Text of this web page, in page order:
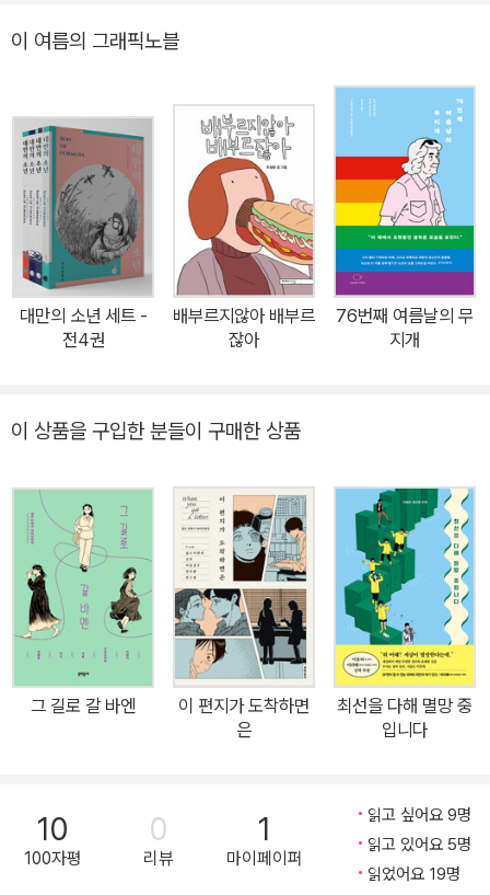
지 않은 혜지씨」 「공룡의 아이」 「녹슨 금과 늙은 용」 등 총 다섯 개의
있다. 남자친구가 외계인일지 모른다는 의심에 빠져 확인하고 싶은
욕망에 사로잡힌 여자아이(「100 Brix」), ‘진지하다’는 주위의 평가에
휘둘리는 직장인(「진지하고 싶지 않은 혜지씨」), 아이에게 무거운 진
실을 말해줄 것인지 고심하는 부모(「공룡의 아이」), 금의 가치가 폭락
한 세계에서 대량의 황금 처분을 두고 전전긍긍하는 회계사(「녹슨 금
과 늙은 용」), 악몽 같았던 상대조차 ‘사랑’으로 감싸안으라 강요받는
여성들까지.(「토마토, 나이프 그리고 입맞춤」). 오늘도 으깨지고 밟힌
다. 그럼에도 꿈꾼다. 붉게 무르익을 순간을. 그러고 보면 우리는 죽을
는지, 미친 듯이 억울할 때도 있지만 그렇다고 인생은 호락호락 봐주
타래가 되지는 못한다. 비정한 삶 앞에서 인간은 한 손에 쥐기만 해도
터져버리는 토마토와 다름없이 무력하다. 말랑하고 연약해서, 늘상
으깨지고 잘려지고 씹혀지고 밟힌다. 그러나 설익은 푸른색의 토마토
가 뜨거운 햇볕을 견디고 나면 붉게 무르익는 것처럼, 『토마토, 나이
프 그리고 입맞춤』 의 이야기들은 연약한 영혼들이 시련 뒤에 맞이할
성숙을 그린다. 시련을 통과하는 자들의 무사 안녕을 바라는 마음으
로, 그들에게 나이프 그리고 입맞춤을 건네며. 유행을 좇아 양산형 작
품들이 쏟아지는 가운데서도 자신만의 메시지와 방식을 고수하며 꾸
준히 그리는 창작자들이 있다. 안그람은 분명 그중 한 명이다. 첫 연재
편집 3』수록), 주간문학동네 연재작「이달의 온도는,」등 여러 작품을
활발히 발표하며 주목을 받고 있다. 그의 데뷔작이자 대표작인 『연애
소설 읽는 교수』는 거짓말로 무너진 관계를 통해 인간의 이기적이고
이 여름의 그래픽노블
대만의 소년 세트 -
전4권
배부르지않아 배부르
잖아
76번째 여름날의 무
지개
이 상품을 구입한 분들이 구매한 상품
그 길로 갈 바엔
이 편지가 도착하면
은
최선을 다해 멸망 중
입니다
10
100자평
0
리뷰
1
마이페이퍼
읽고 싶어요 9명
읽고 있어요 5명
읽었어요 19명